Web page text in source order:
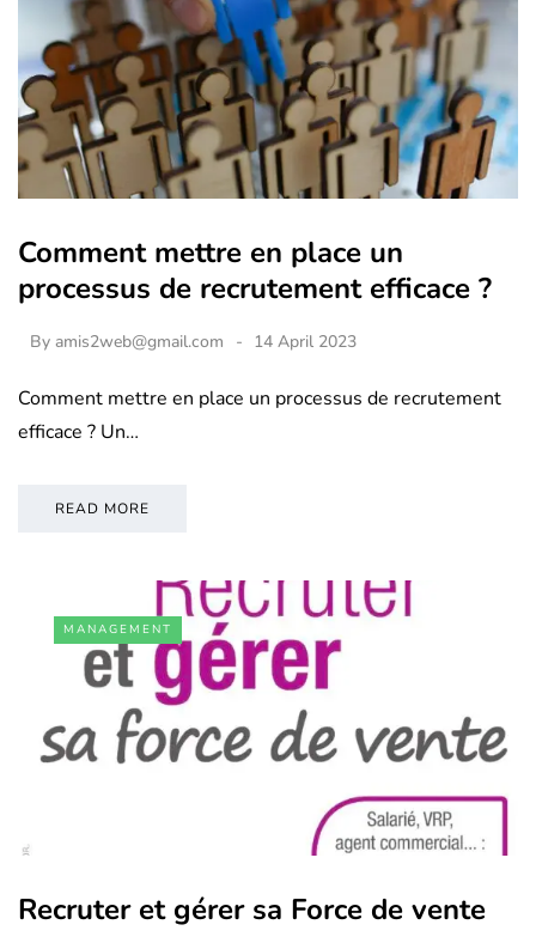
Comment mettre en place un
processus de recrutement efficace ?
By amis2web@gmail.com 14 April 2023
Comment mettre en place un processus de recrutement
efficace ? Un…
READ MORE
MANAGEMENT
Recruter et gérer sa Force de vente